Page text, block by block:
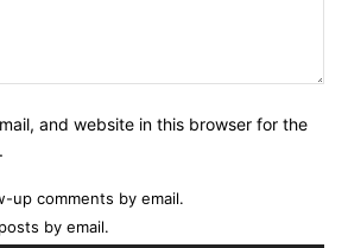
and website in this browser for the
up comments by email.
by email.